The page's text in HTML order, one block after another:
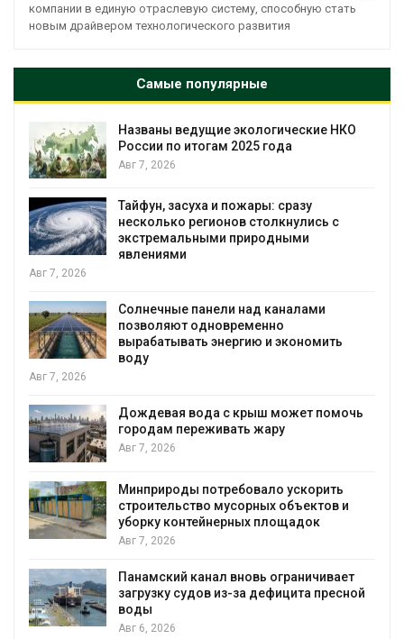
компании в единую отраслевую систему, способную стать
новым драйвером технологического развития
Самые популярные
Названы ведущие экологические НКО
России по итогам 2025 года
Авг 7, 2026
Тайфун, засуха и пожары: сразу
несколько регионов столкнулись с
экстремальными природными
явлениями
Авг 7, 2026
Солнечные панели над каналами
позволяют одновременно
вырабатывать энергию и экономить
воду
Авг 7, 2026
Дождевая вода с крыш может помочь
городам переживать жару
Авг 7, 2026
Минприроды потребовало ускорить
строительство мусорных объектов и
уборку контейнерных площадок
Авг 7, 2026
Панамский канал вновь ограничивает
загрузку судов из-за дефицита пресной
воды
Авг 6, 2026